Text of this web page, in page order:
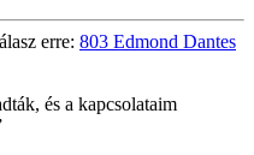
erre: 803 Edmond Dantes
és a kapcsolataim